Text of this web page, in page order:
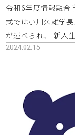
令和6年度情報融合
式では小川久雄学
が述べられ、 新入
2024.02.15